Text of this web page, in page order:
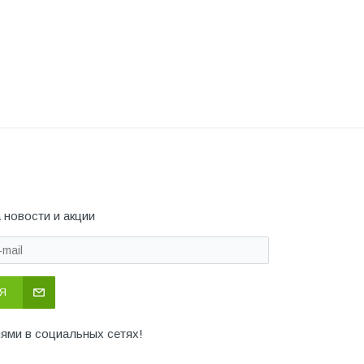
и акции
в социальных сетях!